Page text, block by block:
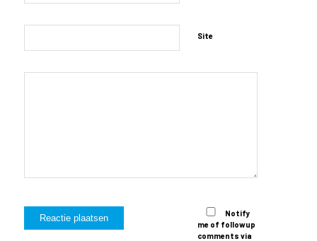
Site
Notify
me of followup
comments via